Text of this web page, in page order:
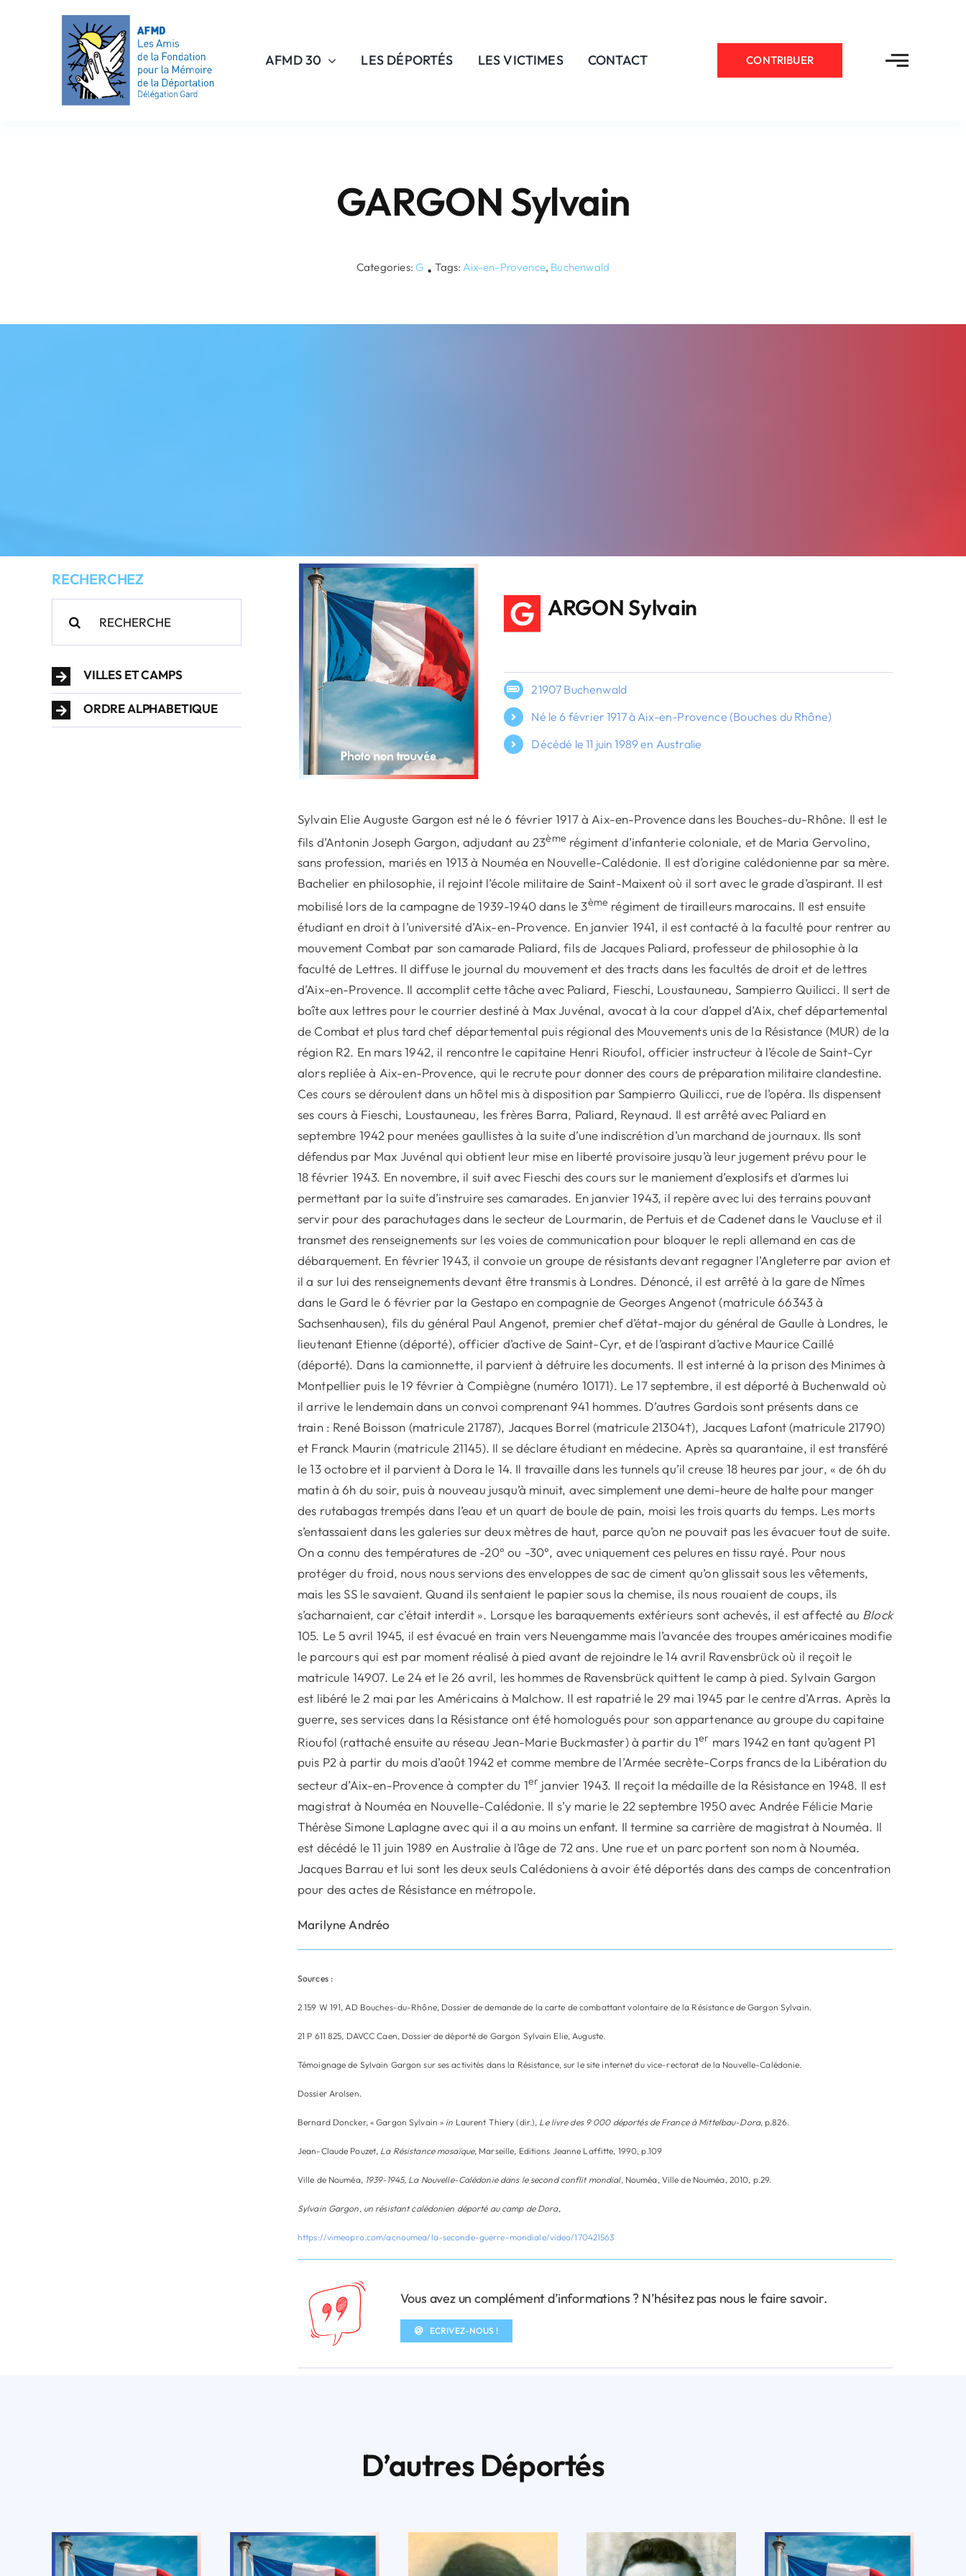
AFMD 30 LES DÉPORTÉS LES VICTIMES CONTACT CONTRIBUER
GARGON Sylvain
Categories:G ▪ Tags: Aix-en-Provence, Buchenwald
RECHERCHEZ
VILLES ET CAMPS
ORDRE ALPHABETIQUE
G ARGON Sylvain
21907 Buchenwald
Né le 6 février 1917 à Aix-en-Provence (Bouches du Rhône)
Décédé le 11 juin 1989 en Australie
Sylvain Elie Auguste Gargon est né le 6 février 1917 à Aix-en-Provence dans les Bouches-du-Rhône. Il est le
fils d’Antonin Joseph Gargon, adjudant au 23ème régiment d’infanterie coloniale, et de Maria Gervolino,
sans profession, mariés en 1913 à Nouméa en Nouvelle-Calédonie. Il est d’origine calédonienne par sa mère.
Bachelier en philosophie, il rejoint l’école militaire de Saint-Maixent où il sort avec le grade d’aspirant. Il est
mobilisé lors de la campagne de 1939-1940 dans le 3ème régiment de tirailleurs marocains. Il est ensuite
étudiant en droit à l’université d’Aix-en-Provence. En janvier 1941, il est contacté à la faculté pour rentrer au
mouvement Combat par son camarade Paliard, fils de Jacques Paliard, professeur de philosophie à la
faculté de Lettres. Il diffuse le journal du mouvement et des tracts dans les facultés de droit et de lettres
d’Aix-en-Provence. Il accomplit cette tâche avec Paliard, Fieschi, Loustauneau, Sampierro Quilicci. Il sert de
boîte aux lettres pour le courrier destiné à Max Juvénal, avocat à la cour d’appel d’Aix, chef départemental
de Combat et plus tard chef départemental puis régional des Mouvements unis de la Résistance (MUR) de la
région R2. En mars 1942, il rencontre le capitaine Henri Rioufol, officier instructeur à l’école de Saint-Cyr
alors repliée à Aix-en-Provence, qui le recrute pour donner des cours de préparation militaire clandestine.
Ces cours se déroulent dans un hôtel mis à disposition par Sampierro Quilicci, rue de l’opéra. Ils dispensent
ses cours à Fieschi, Loustauneau, les frères Barra, Paliard, Reynaud. Il est arrêté avec Paliard en
septembre 1942 pour menées gaullistes à la suite d’une indiscrétion d’un marchand de journaux. Ils sont
défendus par Max Juvénal qui obtient leur mise en liberté provisoire jusqu’à leur jugement prévu pour le
18 février 1943. En novembre, il suit avec Fieschi des cours sur le maniement d’explosifs et d’armes lui
permettant par la suite d’instruire ses camarades. En janvier 1943, il repère avec lui des terrains pouvant
servir pour des parachutages dans le secteur de Lourmarin, de Pertuis et de Cadenet dans le Vaucluse et il
transmet des renseignements sur les voies de communication pour bloquer le repli allemand en cas de
débarquement. En février 1943, il convoie un groupe de résistants devant regagner l’Angleterre par avion et
il a sur lui des renseignements devant être transmis à Londres. Dénoncé, il est arrêté à la gare de Nîmes
dans le Gard le 6 février par la Gestapo en compagnie de Georges Angenot (matricule 66343 à
Sachsenhausen), fils du général Paul Angenot, premier chef d’état-major du général de Gaulle à Londres, le
lieutenant Etienne (déporté), officier d’active de Saint-Cyr, et de l’aspirant d’active Maurice Caillé
(déporté). Dans la camionnette, il parvient à détruire les documents. Il est interné à la prison des Minimes à
Montpellier puis le 19 février à Compiègne (numéro 10171). Le 17 septembre, il est déporté à Buchenwald où
il arrive le lendemain dans un convoi comprenant 941 hommes. D’autres Gardois sont présents dans ce
train : René Boisson (matricule 21787), Jacques Borrel (matricule 21304†), Jacques Lafont (matricule 21790)
et Franck Maurin (matricule 21145). Il se déclare étudiant en médecine. Après sa quarantaine, il est transféré
le 13 octobre et il parvient à Dora le 14. Il travaille dans les tunnels qu’il creuse 18 heures par jour, « de 6h du
matin à 6h du soir, puis à nouveau jusqu’à minuit, avec simplement une demi-heure de halte pour manger
des rutabagas trempés dans l’eau et un quart de boule de pain, moisi les trois quarts du temps. Les morts
s’entassaient dans les galeries sur deux mètres de haut, parce qu’on ne pouvait pas les évacuer tout de suite.
On a connu des températures de -20° ou -30°, avec uniquement ces pelures en tissu rayé. Pour nous
protéger du froid, nous nous servions des enveloppes de sac de ciment qu’on glissait sous les vêtements,
mais les SS le savaient. Quand ils sentaient le papier sous la chemise, ils nous rouaient de coups, ils
s’acharnaient, car c’était interdit ». Lorsque les baraquements extérieurs sont achevés, il est affecté au Block
105. Le 5 avril 1945, il est évacué en train vers Neuengamme mais l’avancée des troupes américaines modifie
le parcours qui est par moment réalisé à pied avant de rejoindre le 14 avril Ravensbrück où il reçoit le
matricule 14907. Le 24 et le 26 avril, les hommes de Ravensbrück quittent le camp à pied. Sylvain Gargon
est libéré le 2 mai par les Américains à Malchow. Il est rapatrié le 29 mai 1945 par le centre d’Arras. Après la
guerre, ses services dans la Résistance ont été homologués pour son appartenance au groupe du capitaine
Rioufol (rattaché ensuite au réseau Jean-Marie Buckmaster) à partir du 1er mars 1942 en tant qu’agent P1
puis P2 à partir du mois d’août 1942 et comme membre de l’Armée secrète-Corps francs de la Libération du
secteur d’Aix-en-Provence à compter du 1er janvier 1943. Il reçoit la médaille de la Résistance en 1948. Il est
magistrat à Nouméa en Nouvelle-Calédonie. Il s’y marie le 22 septembre 1950 avec Andrée Félicie Marie
Thérèse Simone Laplagne avec qui il a au moins un enfant. Il termine sa carrière de magistrat à Nouméa. Il
est décédé le 11 juin 1989 en Australie à l’âge de 72 ans. Une rue et un parc portent son nom à Nouméa.
Jacques Barrau et lui sont les deux seuls Calédoniens à avoir été déportés dans des camps de concentration
pour des actes de Résistance en métropole.
Marilyne Andréo
Sources :
2 159 W 191, AD Bouches-du-Rhône, Dossier de demande de la carte de combattant volontaire de la Résistance de Gargon Sylvain.
21 P 611 825, DAVCC Caen, Dossier de déporté de Gargon Sylvain Elie, Auguste.
Témoignage de Sylvain Gargon sur ses activités dans la Résistance, sur le site internet du vice-rectorat de la Nouvelle-Calédonie.
Dossier Arolsen.
Bernard Doncker, « Gargon Sylvain » in Laurent Thiery (dir.), Le livre des 9 000 déportés de France à Mittelbau-Dora, p.826.
Jean-Claude Pouzet, La Résistance mosaïque, Marseille, Editions Jeanne Laffitte, 1990, p.109
Ville de Nouméa, 1939-1945, La Nouvelle-Calédonie dans le second conflit mondial,Nouméa, Ville de Nouméa, 2010, p.29.
Sylvain Gargon, un résistant calédonien déporté au camp de Dora,
https://vimeopro.com/acnoumea/la-seconde-guerre-mondiale/video/170421563
Vous avez un complément d’informations ? N’hésitez pas nous le faire savoir.
ECRIVEZ-NOUS !
D’autres Déportés